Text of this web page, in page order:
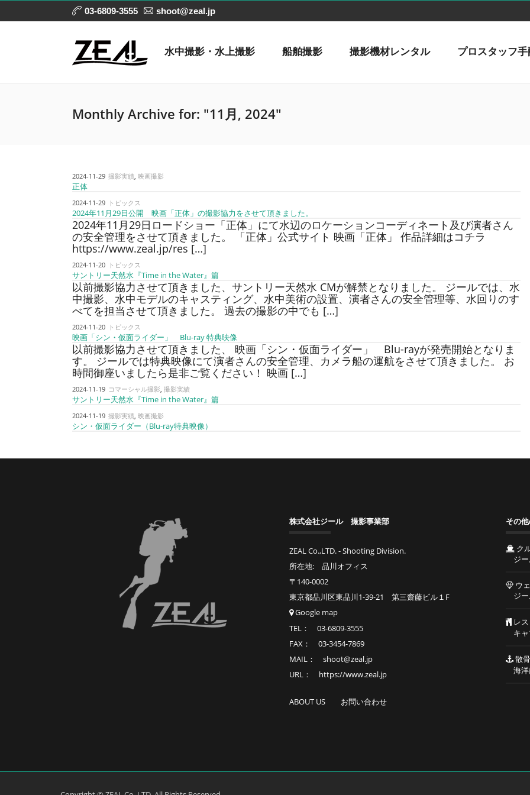
03-6809-3555 shoot@zeal.jp
水中撮影・水上撮影 船舶撮影 撮影機材レンタル プロスタッフ手
Monthly Archive for: "11月, 2024"
2024-11-29 撮影実績, 映画撮影
正体
2024-11-29 トピックス
2024年11月29日公開 映画「正体」の撮影協力をさせて頂きました。
2024年11月29日ロードショー「正体」にて水辺のロケーションコーディネート及び演者さん
の安全管理をさせて頂きました。 「正体」公式サイト 映画「正体」 作品詳細はコチラ
https://www.zeal.jp/res […]
2024-11-20 トピックス
サントリー天然水『Time in the Water』篇
以前撮影協力させて頂きました、サントリー天然水 CMが解禁となりました。 ジールでは、水
中撮影、水中モデルのキャスティング、水中美術の設置、演者さんの安全管理等、水回りのす
べてを担当させて頂きました。 過去の撮影の中でも […]
2024-11-20 トピックス
映画「シン・仮面ライダー」 Blu-ray 特典映像
以前撮影協力させて頂きました、 映画「シン・仮面ライダー」 Blu-rayが発売開始となりま
す。 ジールでは特典映像にて演者さんの安全管理、カメラ船の運航をさせて頂きました。 お
時間御座いましたら是非ご覧ください！ 映画 […]
2024-11-19 コマーシャル撮影, 撮影実績
サントリー天然水『Time in the Water』篇
2024-11-19 撮影実績, 映画撮影
シン・仮面ライダー（Blu-ray特典映像）
株式会社ジール 撮影事業部
ZEAL Co.,LTD. - Shooting Division.
所在地: 品川オフィス
〒140-0002
東京都品川区東品川1-39-21 第三齋藤ビル１F
Google map
TEL： 03-6809-3555
FAX： 03-3454-7869
MAIL： shoot@zeal.jp
URL： https://www.zeal.jp
ABOUT US お問い合わせ
その
ク
ジー
ウ
ジー
レ
キャ
散
海洋